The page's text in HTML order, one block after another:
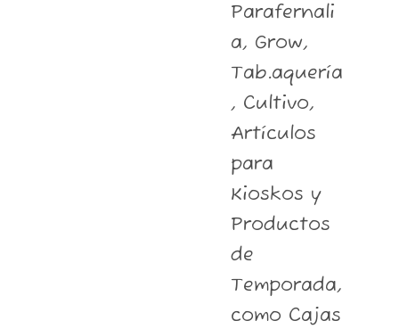
Parafernali
a, Grow,
Tab.aquería
, Cultivo,
Artículos
para
Kioskos y
Productos
de
Temporada,
como Cajas